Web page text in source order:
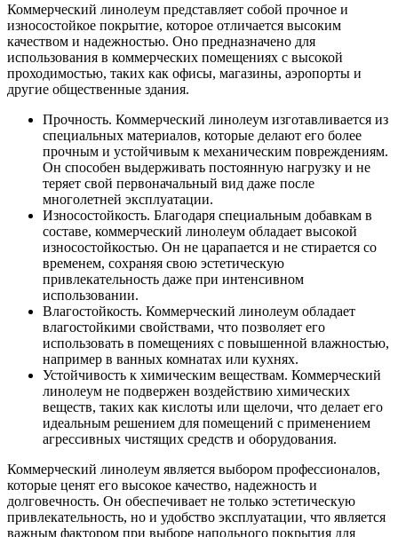
Коммерческий линолеум представляет собой прочное и
износостойкое покрытие, которое отличается высоким
качеством и надежностью. Оно предназначено для
использования в коммерческих помещениях с высокой
проходимостью, таких как офисы, магазины, аэропорты и
другие общественные здания.
Прочность. Коммерческий линолеум изготавливается из
специальных материалов, которые делают его более
прочным и устойчивым к механическим повреждениям.
Он способен выдерживать постоянную нагрузку и не
теряет свой первоначальный вид даже после
многолетней эксплуатации.
Износостойкость. Благодаря специальным добавкам в
составе, коммерческий линолеум обладает высокой
износостойкостью. Он не царапается и не стирается со
временем, сохраняя свою эстетическую
привлекательность даже при интенсивном
использовании.
Влагостойкость. Коммерческий линолеум обладает
влагостойкими свойствами, что позволяет его
использовать в помещениях с повышенной влажностью,
например в ванных комнатах или кухнях.
Устойчивость к химическим веществам. Коммерческий
линолеум не подвержен воздействию химических
веществ, таких как кислоты или щелочи, что делает его
идеальным решением для помещений с применением
агрессивных чистящих средств и оборудования.
Коммерческий линолеум является выбором профессионалов,
которые ценят его высокое качество, надежность и
долговечность. Он обеспечивает не только эстетическую
привлекательность, но и удобство эксплуатации, что является
важным фактором при выборе напольного покрытия для